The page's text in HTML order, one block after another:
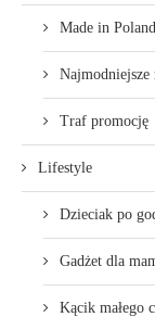
Made in Poland
Najmodniejsze
Traf promocję
Lifestyle
Dzieciak po
Gadżet dla
Kącik małego